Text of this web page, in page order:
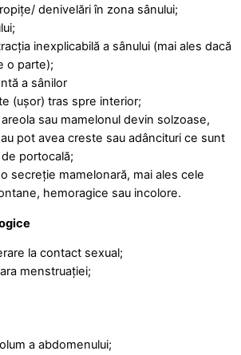
denivelări în zona sânului;
inexplicabilă a sânului (mai ales dacă
o parte);
a sânilor
(ușor) tras spre interior;
areola sau mamelonul devin solzoase,
pot avea creste sau adâncituri ce sunt
portocală;
secreție mamelonară, mai ales cele
hemoragice sau incolore.
la contact sexual;
menstruației;
a abdomenului;